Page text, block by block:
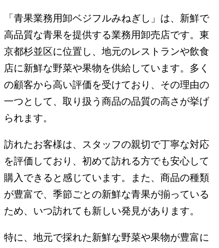
「青果業務用卸ベジフルみねぎし」は、新鮮で
高品質な青果を提供する業務用卸売店です。東
京都杉並区に位置し、地元のレストランや飲食
店に新鮮な野菜や果物を供給しています。多く
の顧客から高い評価を受けており、その理由の
一つとして、取り扱う商品の品質の高さが挙げ
られます。
訪れたお客様は、スタッフの親切で丁寧な対応
を評価しており、初めて訪れる方でも安心して
購入できると感じています。また、商品の種類
が豊富で、季節ごとの新鮮な青果が揃っている
ため、いつ訪れても新しい発見があります。
特に、地元で採れた新鮮な野菜や果物が豊富に